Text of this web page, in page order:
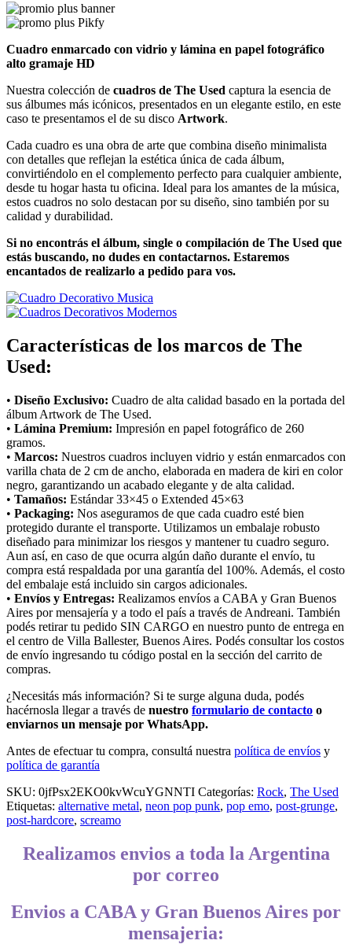
Cuadro enmarcado con vidrio y lámina en papel fotográfico
alto gramaje HD
Nuestra colección de cuadros de The Used captura la esencia de
sus álbumes más icónicos, presentados en un elegante estilo, en este
caso te presentamos el de su disco Artwork.
Cada cuadro es una obra de arte que combina diseño minimalista
con detalles que reflejan la estética única de cada álbum,
convirtiéndolo en el complemento perfecto para cualquier ambiente,
desde tu hogar hasta tu oficina. Ideal para los amantes de la música,
estos cuadros no solo destacan por su diseño, sino también por su
calidad y durabilidad.
Si no encontrás el álbum, single o compilación de The Used que
estás buscando, no dudes en contactarnos. Estaremos
encantados de realizarlo a pedido para vos.
Características de los marcos de The
Used:
• Diseño Exclusivo: Cuadro de alta calidad basado en la portada del
álbum Artwork de The Used.
• Lámina Premium: Impresión en papel fotográfico de 260
gramos.
• Marcos: Nuestros cuadros incluyen vidrio y están enmarcados con
varilla chata de 2 cm de ancho, elaborada en madera de kiri en color
negro, garantizando un acabado elegante y de alta calidad.
• Tamaños: Estándar 33×45 o Extended 45×63
• Packaging: Nos aseguramos de que cada cuadro esté bien
protegido durante el transporte. Utilizamos un embalaje robusto
diseñado para minimizar los riesgos y mantener tu cuadro seguro.
Aun así, en caso de que ocurra algún daño durante el envío, tu
compra está respaldada por una garantía del 100%. Además, el costo
del embalaje está incluido sin cargos adicionales.
• Envíos y Entregas: Realizamos envíos a CABA y Gran Buenos
Aires por mensajería y a todo el país a través de Andreani. También
podés retirar tu pedido SIN CARGO en nuestro punto de entrega en
el centro de Villa Ballester, Buenos Aires. Podés consultar los costos
de envío ingresando tu código postal en la sección del carrito de
compras.
¿Necesitás más información? Si te surge alguna duda, podés
hacérnosla llegar a través de nuestro formulario de contacto o
enviarnos un mensaje por WhatsApp.
Antes de efectuar tu compra, consultá nuestra política de envíos y
política de garantía
SKU: 0jfPsx2EKO0kvWcuYGNNTI Categorías: Rock, The Used
Etiquetas: alternative metal, neon pop punk, pop emo, post-grunge,
post-hardcore, screamo
Realizamos envios a toda la Argentina
por correo
Envios a CABA y Gran Buenos Aires por
mensajeria: